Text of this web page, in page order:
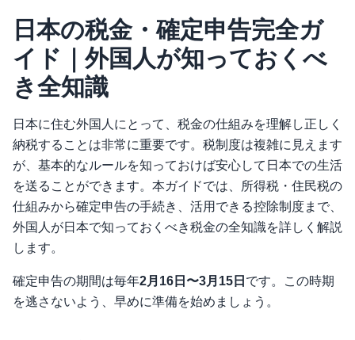
日本の税金・確定申告完全ガ
イド｜外国人が知っておくべ
き全知識
日本に住む外国人にとって、税金の仕組みを理解し正しく
納税することは非常に重要です。税制度は複雑に見えます
が、基本的なルールを知っておけば安心して日本での生活
を送ることができます。本ガイドでは、所得税・住民税の
仕組みから確定申告の手続き、活用できる控除制度まで、
外国人が日本で知っておくべき税金の全知識を詳しく解説
します。
確定申告の期間は毎年2月16日〜3月15日 です。この時期
を逃さないよう、早めに準備を始めましょう。